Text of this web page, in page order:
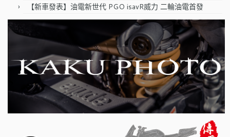
【新車發表】油電新世代 PGO isavR威力 二輪油電首發